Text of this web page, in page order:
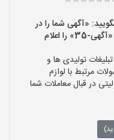
«آگهی شما را در
سایت «لوازم اداری ها» دیده ام و کد «آگهی-35» را اعلام
تولیدی ها و
مرتبط با لوازم
در قبال معاملات شما